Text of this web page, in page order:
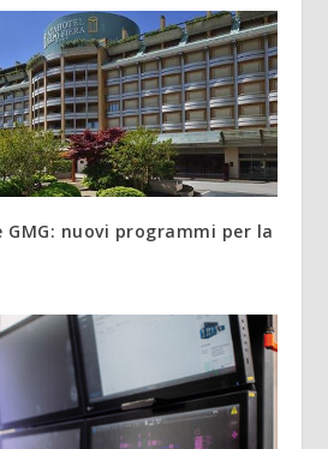
nuovi programmi per la